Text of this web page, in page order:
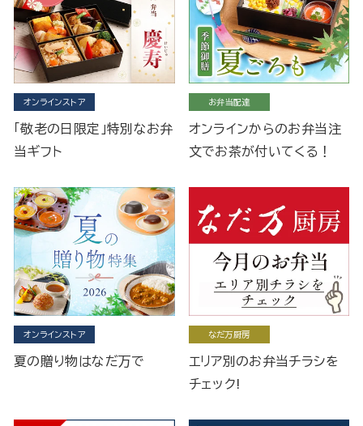
オンラインストア
「敬老の日限定」特別なお弁
当ギフト
お弁当配達
オンラインからのお弁当注
文でお茶が付いてくる！
オンラインストア
夏の贈り物はなだ万で
なだ万厨房
エリア別のお弁当チラシを
チェック!